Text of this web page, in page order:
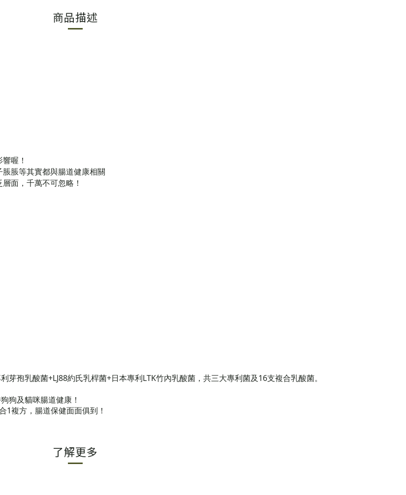
商品描述
喔！
脹脹等其實都與腸道健康相關
面，千萬不可忽略！
孢乳酸菌+LJ88約氏乳桿菌+日本專利LTK竹內乳酸菌，共三大專利菌及16支複合乳酸菌。
狗及貓咪腸道健康！
1複方，腸道保健面面俱到！
了解更多